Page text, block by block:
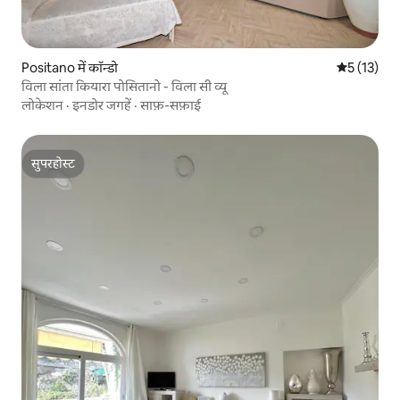
Positano में कॉन्डो औसत रेटिंग
5 (13)
विला सांता कियारा पोसितानो - विला सी व्यू
लोकेशन ·इनडोर जगहें ·साफ़-सफ़ाई
सुपरहोस्ट
सुपरहोस्ट